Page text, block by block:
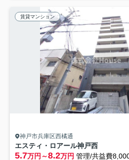
賃貸マンション
神戸市兵庫区西橘通
エスティ・ロアール神戸西
5.7万円～8.2万円 管理/共益費